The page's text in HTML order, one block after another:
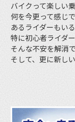
バイクって楽しい
何を今更って感じ
あるライダーもい
特に初心者ライダ
そんな不安を解消
そして、更に新し